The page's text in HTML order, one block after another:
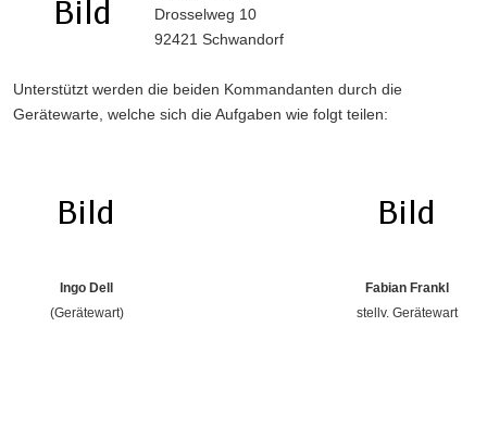
Drosselweg 10
92421 Schwandorf
Unterstützt werden die beiden Kommandanten durch die
Gerätewarte, welche sich die Aufgaben wie folgt teilen:
Ingo Dell
(Gerätewart)
Fabian Frankl
stellv. Gerätewart